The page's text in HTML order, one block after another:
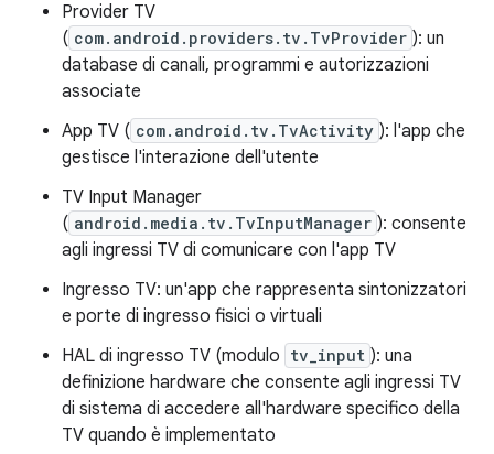
Provider TV
( com.android.providers.tv.TvProvider ): un
database di canali, programmi e autorizzazioni
associate
App TV ( com.android.tv.TvActivity ): l'app che
gestisce l'interazione dell'utente
TV Input Manager
( android.media.tv.TvInputManager ): consente
agli ingressi TV di comunicare con l'app TV
Ingresso TV: un'app che rappresenta sintonizzatori
e porte di ingresso fisici o virtuali
HAL di ingresso TV (modulo tv_input ): una
definizione hardware che consente agli ingressi TV
di sistema di accedere all'hardware specifico della
TV quando è implementato